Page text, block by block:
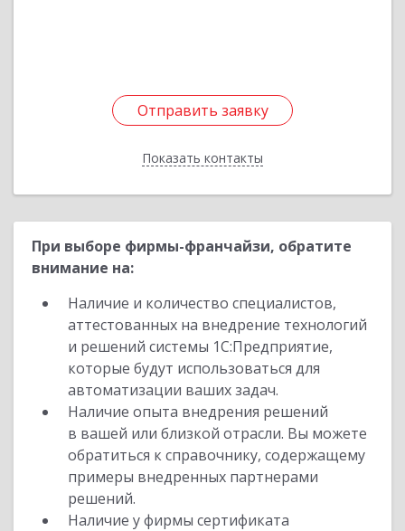
Отправить заявку
Показать контакты
Отправить заявку
Назад
При выборе фирмы-франчайзи, обратите
внимание на:
Наличие и количество специалистов,
аттестованных на внедрение технологий
и решений системы 1С:Предприятие,
которые будут использоваться для
автоматизации ваших задач.
Наличие опыта внедрения решений
в вашей или близкой отрасли. Вы можете
обратиться к справочнику, содержащему
примеры внедренных партнерами
решений.
Наличие у фирмы сертификата